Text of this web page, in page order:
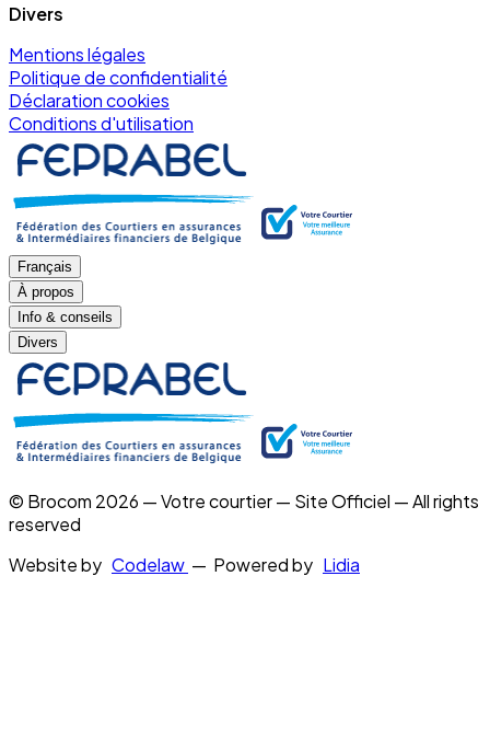
Divers
Mentions légales
Politique de confidentialité
Déclaration cookies
Conditions d'utilisation
Français
À propos
Info & conseils
Divers
© Brocom 2026 — Votre courtier — Site Officiel — All rights
reserved
Website by Codelaw — Powered by Lidia